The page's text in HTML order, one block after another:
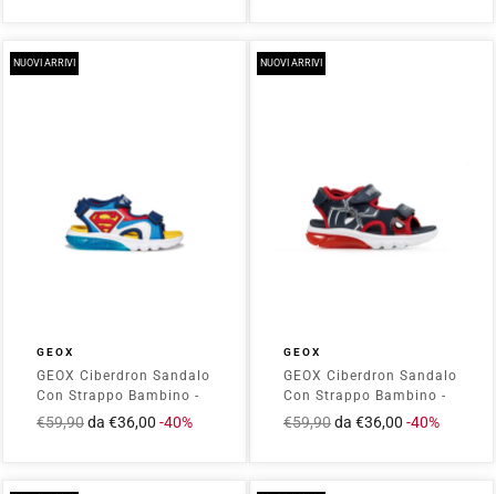
NUOVI ARRIVI
GEOX
GEOX Ciberdron Sandalo
Con Strappo Bambino -
J65MXC01454 Lt
Prezzo
€59,90Prezzo
da €36,00 -40%
NUOVI ARRIVI
GEOX
GEOX Ciberdron Sandalo
Con Strappo Bambino -
J65MXB014CE Navy/Red
Prezzo
€59,90Prezzo
da €36,00 -40%